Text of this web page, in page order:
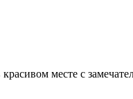
месте с